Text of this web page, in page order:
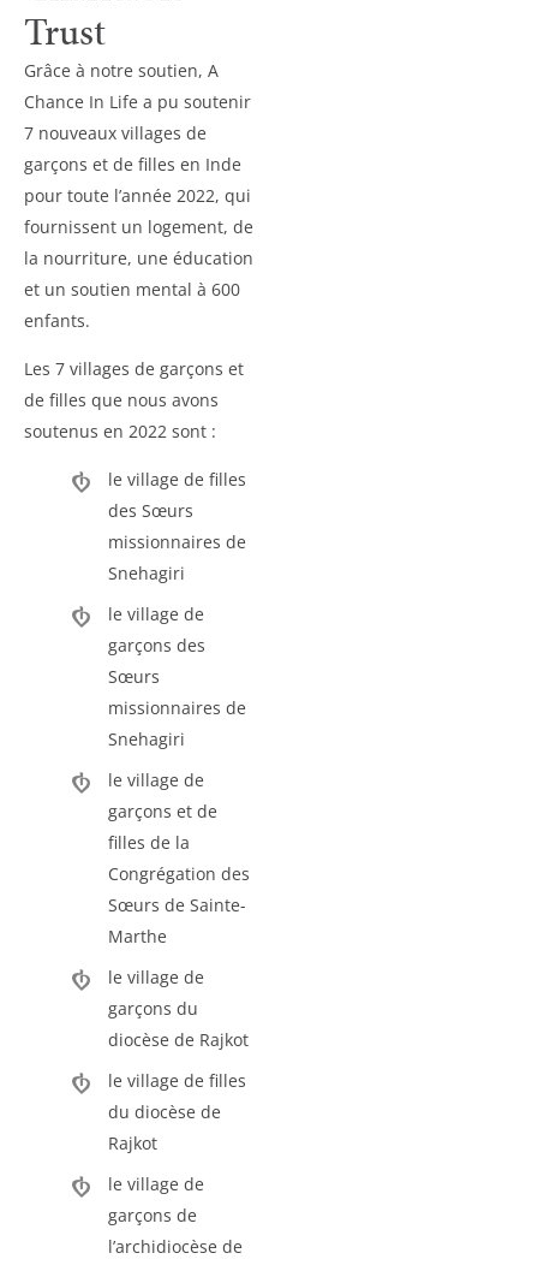
Trust
Grâce à notre soutien, A
Chance In Life a pu soutenir
7 nouveaux villages de
garçons et de filles en Inde
pour toute l’année 2022, qui
fournissent un logement, de
la nourriture, une éducation
et un soutien mental à 600
enfants.
Les 7 villages de garçons et
de filles que nous avons
soutenus en 2022 sont :
le village de filles
des Sœurs
missionnaires de
Snehagiri
le village de
garçons des
Sœurs
missionnaires de
Snehagiri
le village de
garçons et de
filles de la
Congrégation des
Sœurs de Sainte-
Marthe
le village de
garçons du
diocèse de Rajkot
le village de filles
du diocèse de
Rajkot
le village de
garçons de
l’archidiocèse de